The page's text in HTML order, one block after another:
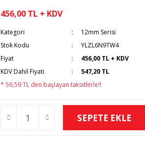
456,00 TL + KDV
Kategori
12mm Serisi
Stok Kodu
YLZL6N9TW4
Fiyat
456,00 TL + KDV
KDV Dahil Fiyatı
547,20 TL
* 56,59 TL den başlayan taksitlerle!!
SEPETE EKLE